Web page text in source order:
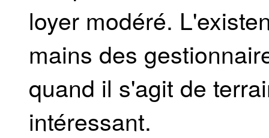
loyer modéré.
mains des
quand il s'agit de
intéressant.